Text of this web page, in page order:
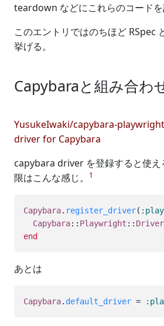
teardown などにこれらのコードを
このエントリではのちほど RSpec
挙げる。
Capybaraと組み合わ
YusukeIwaki/capybara-
driver for Capybara
capybara driver を登録すると使え
限はこんな感じ。
1
Capybara. register_driver(
Capybara:: Playwright :: Driver
end
あとは
Capybara. default_driver =